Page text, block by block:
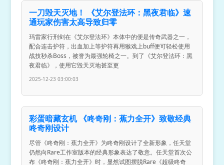
一刀毁天灭地！ 《艾尔登法环：黑夜君临》速
通玩家伤害太高导致归零
玛雷家行刑剑在《艾尔登法环》本体中的便是传奇武器之一，
配合连击护符，出血加上等护符再用猴戏上buff便可轻松使用
战技秒杀Boss，被誉为最强轮椅之一。到了《艾尔登法环：黑
夜君临》，使用它毁天灭地甚至更
2025-12-23 03:00:03
彩蛋暗藏玄机 《咚奇刚：蕉力全开》致敬经典
咚奇刚设计
尽管《咚奇刚：蕉力全开》为咚奇刚设计了全新形象，任天堂
仍然向Rare工作室版本的经典形象表达了敬意。任天堂首次公
布《咚奇刚：蕉力全开》时，显然试图摆脱Rare《超级咚奇